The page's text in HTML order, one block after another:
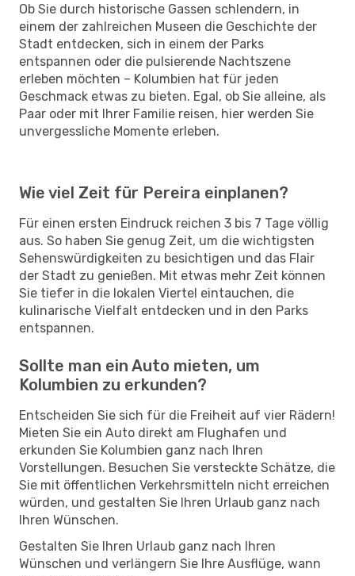
Ob Sie durch historische Gassen schlendern, in
einem der zahlreichen Museen die Geschichte der
Stadt entdecken, sich in einem der Parks
entspannen oder die pulsierende Nachtszene
erleben möchten – Kolumbien hat für jeden
Geschmack etwas zu bieten. Egal, ob Sie alleine, als
Paar oder mit Ihrer Familie reisen, hier werden Sie
unvergessliche Momente erleben.
Wie viel Zeit für Pereira einplanen?
Für einen ersten Eindruck reichen 3 bis 7 Tage völlig
aus. So haben Sie genug Zeit, um die wichtigsten
Sehenswürdigkeiten zu besichtigen und das Flair
der Stadt zu genießen. Mit etwas mehr Zeit können
Sie tiefer in die lokalen Viertel eintauchen, die
kulinarische Vielfalt entdecken und in den Parks
entspannen.
Sollte man ein Auto mieten, um
Kolumbien zu erkunden?
Entscheiden Sie sich für die Freiheit auf vier Rädern!
Mieten Sie ein Auto direkt am Flughafen und
erkunden Sie Kolumbien ganz nach Ihren
Vorstellungen. Besuchen Sie versteckte Schätze, die
Sie mit öffentlichen Verkehrsmitteln nicht erreichen
würden, und gestalten Sie Ihren Urlaub ganz nach
Ihren Wünschen.
Gestalten Sie Ihren Urlaub ganz nach Ihren
Wünschen und verlängern Sie Ihre Ausflüge, wann